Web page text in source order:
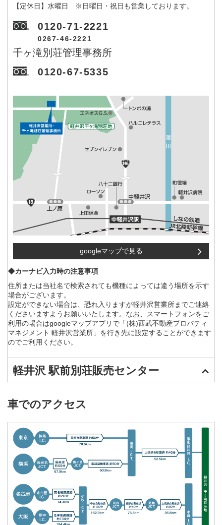
【定休日】水曜日 ※日曜日・祝日も営業しております。
0120-71-2221
0267-46-2221
千ヶ滝別荘管理事務所
0120-67-5335
googleマップで見る
◆カーナビ入力時の注意事項
住所または当社名で検索されても機種によっては違う場所を示す
場合がございます。
設定ができない場合は、恐れ入りますが軽井沢営業所までご連絡
くださいますようお願いいたします。なお、スマートフォンをご
利用の場合はgoogleマップアプリで「(株)西武不動産プロパティ
マネジメント 軽井沢営業所」を行き先に設定することができます
のでご利用ください。
軽井沢 駅前別荘販売センター
車でのアクセス